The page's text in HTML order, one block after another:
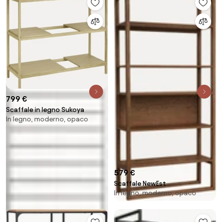
799 €
Scaffale in legno Sukoya
In legno, moderno, opaco
579 €
Scaffale NewEst
In legno, moderno, opaco